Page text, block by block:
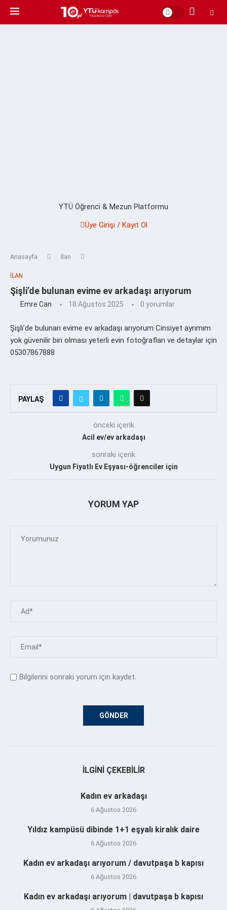
YTÜ Öğrenci & Mezun Platformu
Üye Girişi / Kayıt Ol
Anasayfa İlan
İLAN
Şişli’de bulunan evime ev arkadaşı arıyorum
Emre Can 18 Ağustos 2025 0 yorumlar
Şişli’de bulunan evime ev arkadaşı arıyorum Cinsiyet ayrımım
yok güvenilir biri olması yeterli evin fotoğrafları ve detaylar için
05307867888
PAYLAŞ
önceki içerik
Acil ev/ev arkadaşı
sonraki içerik
Uygun Fiyatlı Ev Eşyası-öğrenciler için
YORUM YAP
Bilgilerini sonraki yorum için kaydet.
İLGINI ÇEKEBILIR
Kadın ev arkadaşı
6 Ağustos 2026
Yıldız kampüsü dibinde 1+1 eşyalı kiralık daire
6 Ağustos 2026
Kadın ev arkadaşı arıyorum / davutpaşa b kapısı
6 Ağustos 2026
Kadın ev arkadaşı arıyorum | davutpaşa b kapısı